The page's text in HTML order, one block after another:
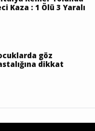
Kaza : 1 Ölü 3 Yaralı
göz
dikkat